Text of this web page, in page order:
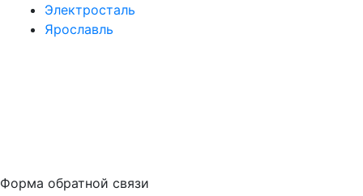
Электросталь
Ярославль
Форма обратной связи